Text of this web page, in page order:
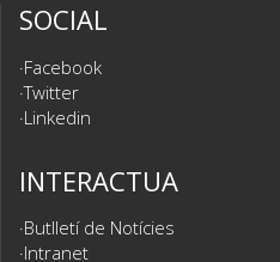
SOCIAL
Facebook
Twitter
Linkedin
INTERACTUA
Butlletí de Notícies
Intranet